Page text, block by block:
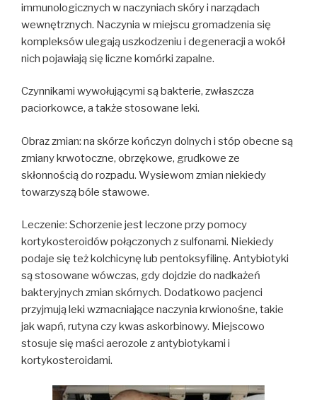
immunologicznych w naczyniach skóry i narządach
wewnętrznych. Naczynia w miejscu gromadzenia się
kompleksów ulegają uszkodzeniu i degeneracji a wokół
nich pojawiają się liczne komórki zapalne.
Czynnikami wywołującymi są bakterie, zwłaszcza
paciorkowce, a także stosowane leki.
Obraz zmian: na skórze kończyn dolnych i stóp obecne są
zmiany krwotoczne, obrzękowe, grudkowe ze
skłonnością do rozpadu. Wysiewom zmian niekiedy
towarzyszą bóle stawowe.
Leczenie: Schorzenie jest leczone przy pomocy
kortykosteroidów połączonych z sulfonami. Niekiedy
podaje się też kolchicynę lub pentoksyfilinę. Antybiotyki
są stosowane wówczas, gdy dojdzie do nadkażeń
bakteryjnych zmian skórnych. Dodatkowo pacjenci
przyjmują leki wzmacniające naczynia krwionośne, takie
jak wapń, rutyna czy kwas askorbinowy. Miejscowo
stosuje się maści aerozole z antybiotykami i
kortykosteroidami.